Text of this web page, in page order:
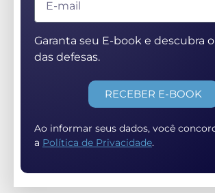
Garanta seu E-book e descubra
das defesas.
RECEBER E-BOOK
Ao informar seus dados, você
a Política de Privacidade.